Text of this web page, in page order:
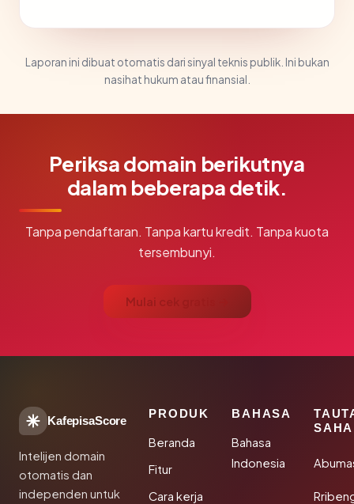
Laporan ini dibuat otomatis dari sinyal teknis publik. Ini bukan
nasihat hukum atau finansial.
Periksa domain berikutnya
dalam beberapa detik.
Tanpa pendaftaran. Tanpa kartu kredit. Tanpa kuota
tersembunyi.
Mulai cek gratis →
KafepisaScore
Intelijen domain
otomatis dan
independen untuk
PRODUK
Beranda
Fitur
Cara kerja
BAHASA
Bahasa
Indonesia